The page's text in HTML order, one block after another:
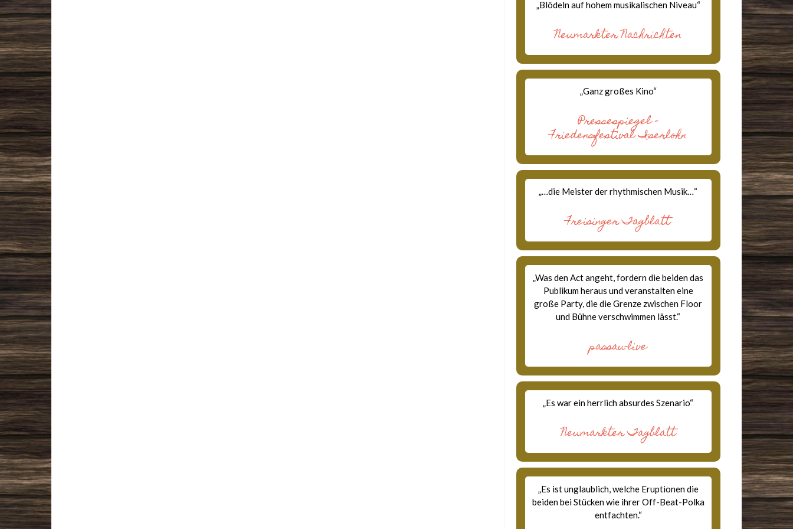
„Blödeln auf hohem musikalischen Niveau“
Neumarkter Nachrichten
„Ganz großes Kino“
Pressespiegel –
Friedensfestival Iserlohn
„…die Meister der rhythmischen Musik…“
Freisinger Tagblatt
„Was den Act angeht, fordern die beiden das
Publikum heraus und veranstalten eine
große Party, die die Grenze zwischen Floor
und Bühne verschwimmen lässt.“
passau-live
„Es war ein herrlich absurdes Szenario“
Neumarkter Tagblatt
„Es ist unglaublich, welche Eruptionen die
beiden bei Stücken wie ihrer Off-Beat-Polka
entfachten.“